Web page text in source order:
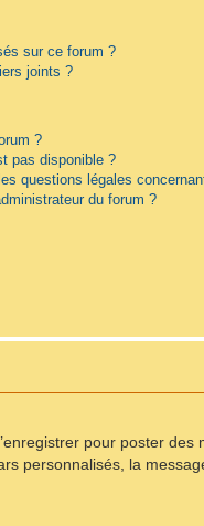
sur ce forum ?
joints ?
?
pas disponible ?
questions légales
du forum ?
pour poster des
personnalisés, la